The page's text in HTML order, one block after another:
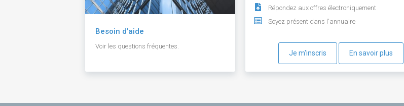
Besoin d'aide
Voir les questions fréquentes.
Répondez aux offres électroniquement
Soyez présent dans l'annuaire
Je m'inscris En savoir plus